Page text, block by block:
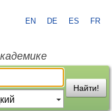
EN DE ES FR
Найти!